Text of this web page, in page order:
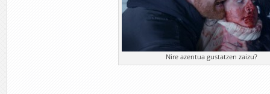
Nire azentua gustatzen zaizu?